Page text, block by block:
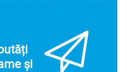
și